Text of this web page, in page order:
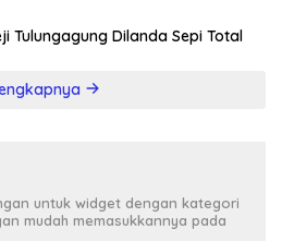
Tulungagung Dilanda Sepi Total
untuk widget dengan kategori
mudah memasukkannya pada